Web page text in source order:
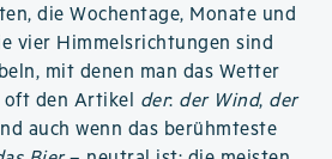
die Wochentage, Monate und
vier Himmelsrichtungen sind
mit denen man das Wetter
oft den Artikel der: der Wind, der
auch wenn das berühmteste